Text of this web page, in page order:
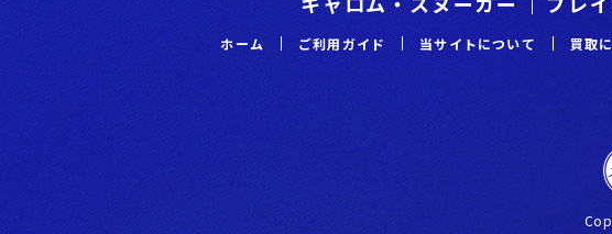
ホーム ご利⽤ガイド 当サイトについて 買取